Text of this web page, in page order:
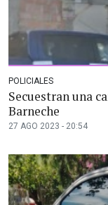
POLICIALES
Secuestran una
Barneche
27 AGO 2023 - 20:54